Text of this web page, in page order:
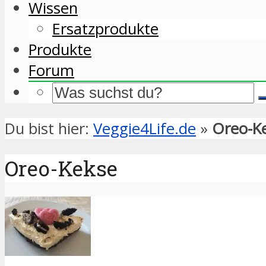
Wissen
Ersatzprodukte
Produkte
Forum
Du bist hier: Veggie4Life.de » Oreo-
Oreo-Kekse